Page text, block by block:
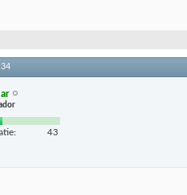
43